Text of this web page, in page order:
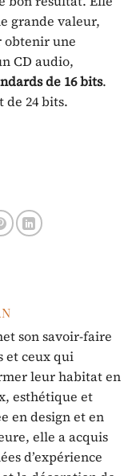
grande valeur,
obtenir une
CD audio,
de 16 bits.
de 24 bits.
son savoir-faire
et ceux qui
leur habitat en
esthétique et
en design et en
elle a acquis
d’expérience